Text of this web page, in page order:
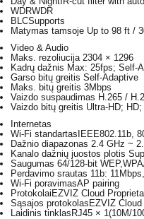
WDRWDR
BLCSupports
Matymas tamsoje Up to 98 ft /
Video & Audio
Maks. rezoliucija 2304 × 1296
Kadrų dažnis Max: 25fps; Self-
Garso bitų greitis Self-Adaptive
Maks. bitų greitis 3Mbps
Vaizdo suspaudimas H.265 /
Vaizdo bitų greitis Ultra-HD;
Internetas
Wi-Fi standartasIEEE802.11b,
Dažnio diapazonas 2.4 GHz ~
Kanalo dažnių juostos plotis
Saugumas 64/128-bit
Perdavimo srautas 11b:
Wi-Fi poravimasAP pairing
ProtokolaiEZVIZ Cloud
Sąsajos protokolasEZVIZ
Laidinis tinklasRJ45 × 1(10M/